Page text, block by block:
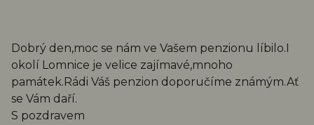
Dobrý den,moc se nám ve Vašem penzionu líbilo.I
okolí Lomnice je velice zajímavé,mnoho
památek.Rádi Váš penzion doporučíme známým.Ať
se Vám daří.
S pozdravem